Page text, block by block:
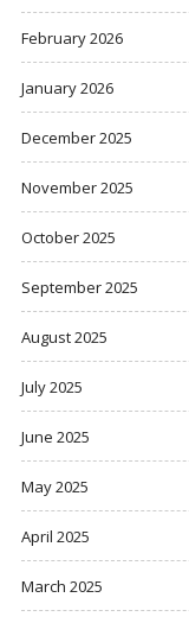
February 2026
January 2026
December 2025
November 2025
October 2025
September 2025
August 2025
July 2025
June 2025
May 2025
April 2025
March 2025